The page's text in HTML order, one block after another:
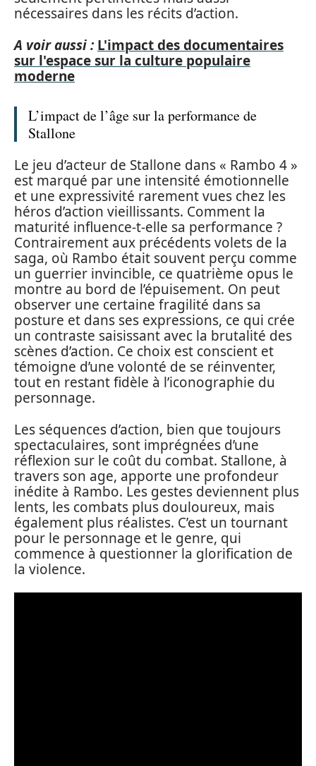
nécessaires dans les récits d’action.
A voir aussi : L'impact des documentaires
sur l'espace sur la culture populaire
moderne
L’impact de l’âge sur la performance de
Stallone
Le jeu d’acteur de Stallone dans « Rambo 4 »
est marqué par une intensité émotionnelle
et une expressivité rarement vues chez les
héros d’action vieillissants. Comment la
maturité influence-t-elle sa performance ?
Contrairement aux précédents volets de la
saga, où Rambo était souvent perçu comme
un guerrier invincible, ce quatrième opus le
montre au bord de l’épuisement. On peut
observer une certaine fragilité dans sa
posture et dans ses expressions, ce qui crée
un contraste saisissant avec la brutalité des
scènes d’action. Ce choix est conscient et
témoigne d’une volonté de se réinventer,
tout en restant fidèle à l’iconographie du
personnage.
Les séquences d’action, bien que toujours
spectaculaires, sont imprégnées d’une
réflexion sur le coût du combat. Stallone, à
travers son age, apporte une profondeur
inédite à Rambo. Les gestes deviennent plus
lents, les combats plus douloureux, mais
également plus réalistes. C’est un tournant
pour le personnage et le genre, qui
commence à questionner la glorification de
la violence.